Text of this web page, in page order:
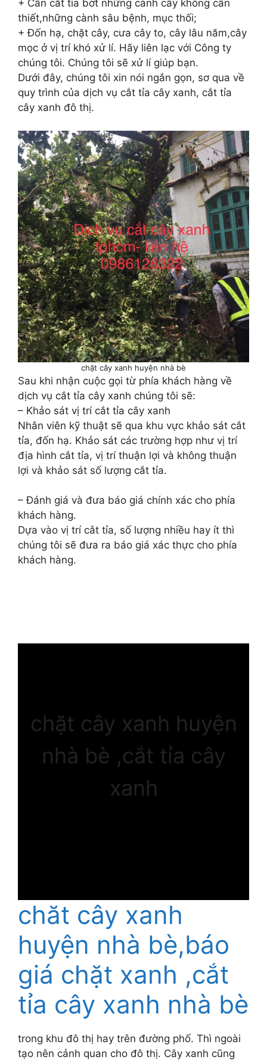
+ Cần cắt tỉa bớt những cành cây không cần
thiết,những cành sâu bệnh, mục thối;
+ Đốn hạ, chặt cây, cưa cây to, cây lâu năm,cây
mọc ở vị trí khó xử lí. Hãy liên lạc với Công ty
chúng tôi. Chúng tôi sẽ xử lí giúp bạn.
Dưới đây, chúng tôi xin nói ngắn gọn, sơ qua về
quy trình của dịch vụ cắt tỉa cây xanh, cắt tỉa
cây xanh đô thị.
chặt cây xanh huyện nhà bè
Sau khi nhận cuộc gọi từ phía khách hàng về
dịch vụ cắt tỉa cây xanh chúng tôi sẽ:
– Khảo sát vị trí cắt tỉa cây xanh
Nhân viên kỹ thuật sẽ qua khu vực khảo sát cắt
tỉa, đốn hạ. Khảo sát các trường hợp như vị trí
địa hình cắt tỉa, vị trí thuận lợi và không thuận
lợi và khảo sát số lượng cắt tỉa.
– Đánh giá và đưa báo giá chính xác cho phía
khách hàng.
Dựa vào vị trí cắt tỉa, số lượng nhiều hay ít thì
chúng tôi sẽ đưa ra báo giá xác thực cho phía
khách hàng.
chặt cây xanh huyện
nhà bè ,cắt tỉa cây
xanh
chăt cây xanh
huyện nhà bè,báo
giá chặt xanh ,cắt
tỉa cây xanh nhà bè
trong khu đô thị hay trên đường phố. Thì ngoài
tạo nên cảnh quan cho đô thị. Cây xanh cũng